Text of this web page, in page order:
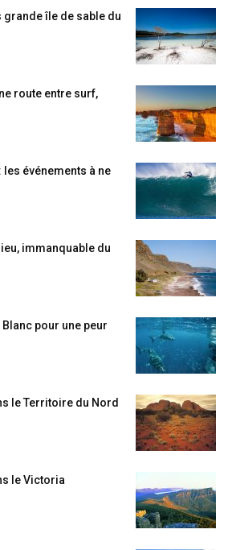
grande île de sable du
route entre surf,
événements à ne
immanquable du
pour une peur
le Territoire du Nord
le Victoria